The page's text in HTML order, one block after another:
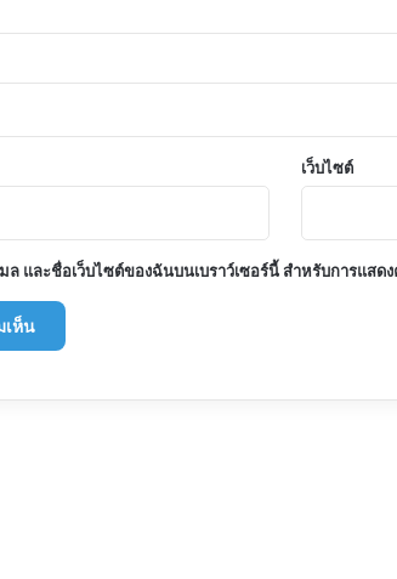
เว็บไซต์
ล และชื่อเว็บไซต์ของฉันบนเบราว์เซอร์นี้ สำหรับการแสด